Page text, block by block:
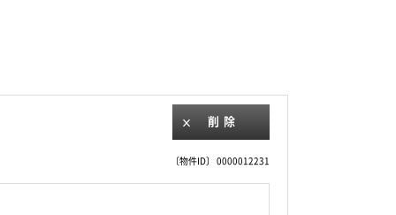
削除
〔物件ID〕 0000012231